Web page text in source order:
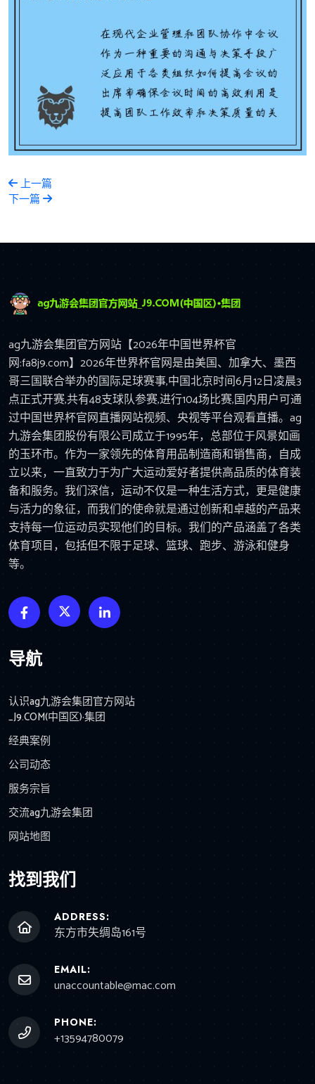
上一篇
下一篇
ag九游会集团官方网站【2026年中国世界杯官
网:fa8j9.com】2026年世界杯官网是由美国、加拿大、墨西
哥三国联合举办的国际足球赛事,中国北京时间6月12日凌晨3
点正式开赛,共有48支球队参赛,进行104场比赛,国内用户可通
过中国世界杯官网直播网站视频、央视等平台观看直播。ag
九游会集团股份有限公司成立于1995年，总部位于风景如画
的玉环市。作为一家领先的体育用品制造商和销售商，自成
立以来，一直致力于为广大运动爱好者提供高品质的体育装
备和服务。我们深信，运动不仅是一种生活方式，更是健康
与活力的象征，而我们的使命就是通过创新和卓越的产品来
支持每一位运动员实现他们的目标。我们的产品涵盖了各类
体育项目，包括但不限于足球、篮球、跑步、游泳和健身
等。
导航
认识ag九游会集团官方网站
_J9.COM(中国区)·集团
经典案例
公司动态
服务宗旨
交流ag九游会集团
网站地图
找到我们
ADDRESS:
东方市失绸岛161号
EMAIL:
unaccountable@mac.com
PHONE:
+13594780079